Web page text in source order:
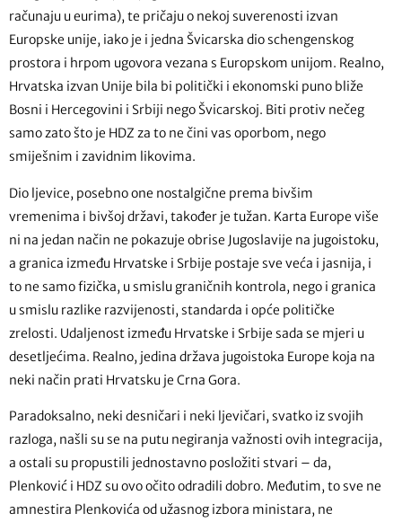
računaju u eurima), te pričaju o nekoj suverenosti izvan
Europske unije, iako je i jedna Švicarska dio schengenskog
prostora i hrpom ugovora vezana s Europskom unijom. Realno,
Hrvatska izvan Unije bila bi politički i ekonomski puno bliže
Bosni i Hercegovini i Srbiji nego Švicarskoj. Biti protiv nečeg
samo zato što je HDZ za to ne čini vas oporbom, nego
smiješnim i zavidnim likovima.
Dio ljevice, posebno one nostalgične prema bivšim
vremenima i bivšoj državi, također je tužan. Karta Europe više
ni na jedan način ne pokazuje obrise Jugoslavije na jugoistoku,
a granica između Hrvatske i Srbije postaje sve veća i jasnija, i
to ne samo fizička, u smislu graničnih kontrola, nego i granica
u smislu razlike razvijenosti, standarda i opće političke
zrelosti. Udaljenost između Hrvatske i Srbije sada se mjeri u
desetljećima. Realno, jedina država jugoistoka Europe koja na
neki način prati Hrvatsku je Crna Gora.
Paradoksalno, neki desničari i neki ljevičari, svatko iz svojih
razloga, našli su se na putu negiranja važnosti ovih integracija,
a ostali su propustili jednostavno posložiti stvari – da,
Plenković i HDZ su ovo očito odradili dobro. Međutim, to sve ne
amnestira Plenkovića od užasnog izbora ministara, ne